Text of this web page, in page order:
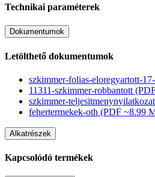
Technikai paraméterek
Dokumentumok
Letölthető dokumentumok
szkimmer-folias-eloregyartott-
11311-szkimmer-robbantott
szkimmer-teljesitmenynyilatkozat
fehertermekek-oth (PDF ~8.99
Alkatrészek
Kapcsolódó termékek